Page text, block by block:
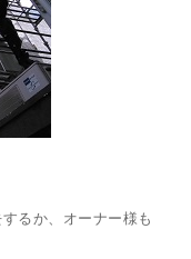
るか、オーナー様も